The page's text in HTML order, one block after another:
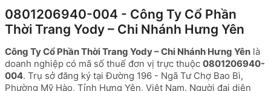
ty,
người
diện
hoặc
mã
0801206940-004 - Công Ty Cổ Phần
Thời Trang Yody – Chi Nhánh Hưng Yên
Công Ty Cổ Phần Thời Trang Yody – Chi Nhánh Hưng Yên là
doanh nghiệp có mã số thuế đơn vị trực thuộc 0801206940-
004. Trụ sở đăng ký tại Đường 196 - Ngã Tư Chợ Bao Bì,
Phường Mỹ Hào, Tỉnh Hưng Yên, Việt Nam. Người đại diện